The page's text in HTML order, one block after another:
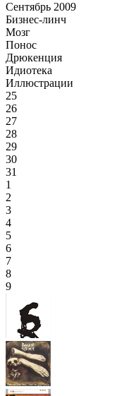
Сентябрь 2009
Бизнес-линч
Мозг
Понос
Дрюкенция
Идиотека
Иллюстрации
25
26
27
28
29
30
31
1
2
3
4
5
6
7
8
9